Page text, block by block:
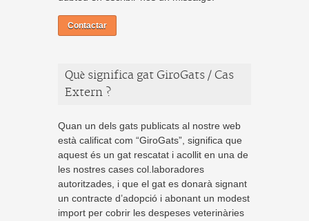
Contactar
Què significa gat GiroGats / Cas
Extern ?
Quan un dels gats publicats al nostre web
està calificat com “GiroGats”, significa que
aquest és un gat rescatat i acollit en una de
les nostres cases col.laboradores
autoritzades, i que el gat es donarà signant
un contracte d’adopció i abonant un modest
import per cobrir les despeses veterinàries